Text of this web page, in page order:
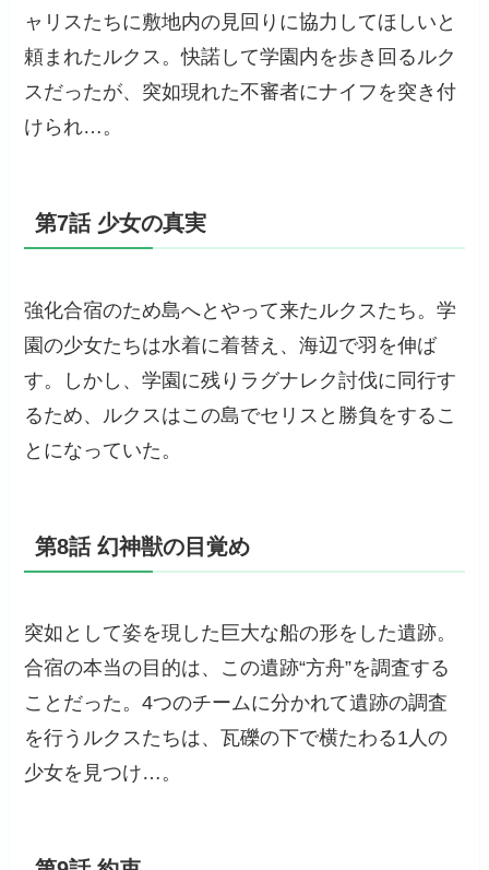
ャリスたちに敷地内の見回りに協力してほしいと
頼まれたルクス。快諾して学園内を歩き回るルク
スだったが、突如現れた不審者にナイフを突き付
けられ…。
第7話 少女の真実
強化合宿のため島へとやって来たルクスたち。学
園の少女たちは水着に着替え、海辺で羽を伸ば
す。しかし、学園に残りラグナレク討伐に同行す
るため、ルクスはこの島でセリスと勝負をするこ
とになっていた。
第8話 幻神獣の目覚め
突如として姿を現した巨大な船の形をした遺跡。
合宿の本当の目的は、この遺跡“方舟”を調査する
ことだった。4つのチームに分かれて遺跡の調査
を行うルクスたちは、瓦礫の下で横たわる1人の
少女を見つけ…。